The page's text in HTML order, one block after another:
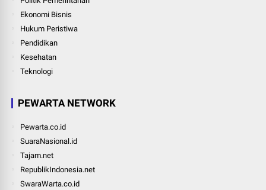
Ekonomi Bisnis
Hukum Peristiwa
Pendidikan
Kesehatan
Teknologi
PEWARTA NETWORK
Pewarta.co.id
SuaraNasional.id
Tajam.net
RepublikIndonesia.net
SwaraWarta.co.id